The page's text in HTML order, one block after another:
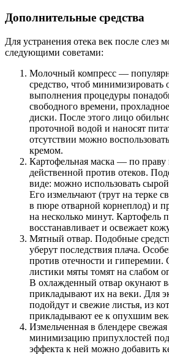
Дополнительные средства
Для устранения отека век после слез
следующими советами:
Молочный компресс —
средство, чтоб минимизировать
выполнения процедуры
свободного времени,
диски. После этого лицо
проточной водой и наносят
отсутствии можно
кремом.
Картофельная маска — по праву
действенной против отеков.
виде: можно использовать
Его измельчают (трут на терке
в пюре отварной корнеплод) и
на несколько минут. Картофель
восстанавливает и освежает
Мятный отвар. Подобные
уберут последствия плача.
против отечности и гиперемии.
листики мяты томят на слабом
В охлажденный отвар окунают
прикладывают их на веки. Для
подойдут и свежие листья, из
прикладывают ее к опухшим
Измельченная в блендере
минимизацию припухлостей
эффекта к ней можно добавить